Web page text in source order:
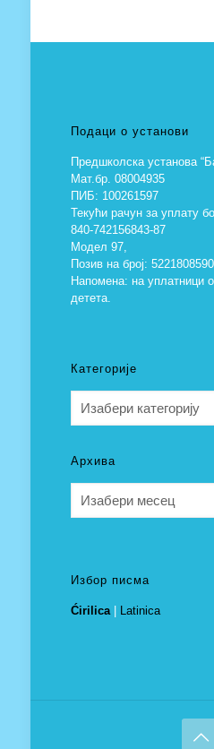
Подаци о установи
Предшколска установа
Мат.бр. 08004935
ПИБ: 100261597
Текући рачун за уплату
840-742156843-87
Модел 97,
Позив на број: 5221808590
Напомена: на уплатници
детета.
Категорије
Архива
Избор писма
Ćirilica| Latinica